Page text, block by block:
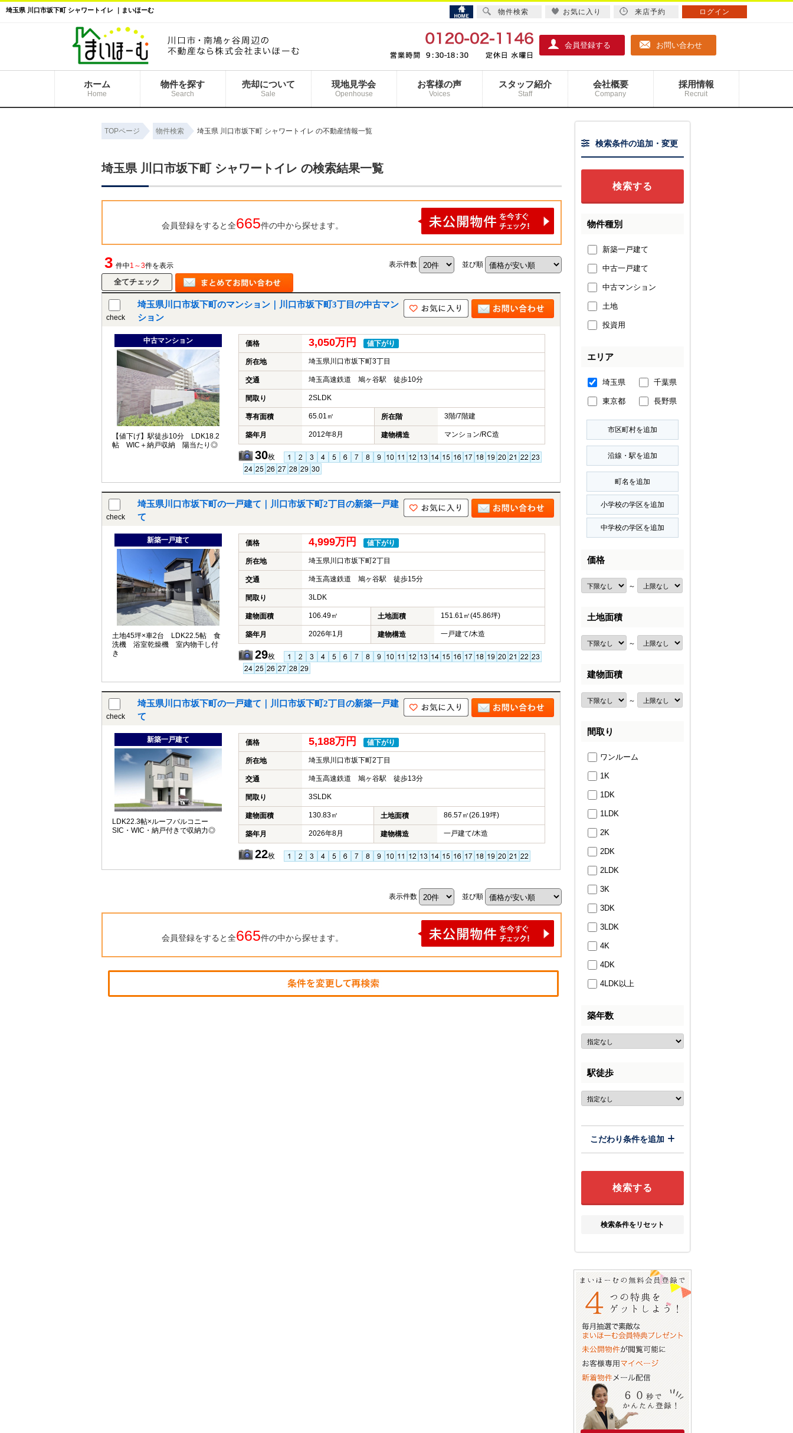
埼玉県 川口市坂下町 シャワートイレ ｜まいほーむ
会員登録する お問い合わせ
ホーム
Home
物件を探す
Search
売却について
Sale
現地見学会
Openhouse
お客様の声
Voices
スタッフ紹介
Staff
会社概要
Company
採用情報
Recruit
TOPページ 物件検索 埼玉県 川口市坂下町 シャワートイレ の不動産情報一覧
埼玉県 川口市坂下町 シャワートイレ の検索結果一覧
会員登録をすると全665件の中から探せます。
3 件中1～3件を表示 表示件数 並び順
check
埼玉県川口市坂下町のマンション｜川口市坂下町3丁目の中古マン
ション
中古マンション
【値下げ】駅徒歩10分 LDK18.2
帖 WIC＋納戸収納 陽当たり◎
価格 3,050万円 値下がり
所在地 埼玉県川口市坂下町3丁目
交通 埼玉高速鉄道 鳩ヶ谷駅 徒歩10分
間取り 2SLDK
専有面積 65.01㎡ 所在階 3階/7階建
築年月 2012年8月 建物構造 マンション/RC造
30枚
check
埼玉県川口市坂下町の一戸建て｜川口市坂下町2丁目の新築一戸建
て
新築一戸建て
土地45坪×車2台 LDK22.5帖 食
洗機 浴室乾燥機 室内物干し付
き
価格 4,999万円 値下がり
所在地 埼玉県川口市坂下町2丁目
交通 埼玉高速鉄道 鳩ヶ谷駅 徒歩15分
間取り 3LDK
建物面積 106.49㎡ 土地面積 151.61㎡(45.86坪)
築年月 2026年1月 建物構造 一戸建て/木造
29枚
check
埼玉県川口市坂下町の一戸建て｜川口市坂下町2丁目の新築一戸建
て
新築一戸建て
LDK22.3帖×ルーフバルコニー
SIC・WIC・納戸付きで収納力◎
価格 5,188万円 値下がり
所在地 埼玉県川口市坂下町2丁目
交通 埼玉高速鉄道 鳩ヶ谷駅 徒歩13分
間取り 3SLDK
建物面積 130.83㎡ 土地面積 86.57㎡(26.19坪)
築年月 2026年8月 建物構造 一戸建て/木造
22枚
表示件数 並び順
会員登録をすると全665件の中から探せます。
検索条件の追加・変更
物件種別
新築一戸建て
中古一戸建て
中古マンション
土地
投資用
エリア
埼玉県 千葉県
東京都 長野県
価格
～
土地面積
～
建物面積
～
間取り
ワンルーム
1K
1DK
1LDK
2K
2DK
2LDK
3K
3DK
3LDK
4K
4DK
4LDK以上
築年数
駅徒歩
こだわり条件を追加
検索条件をリセット
物件検索 お気に入り 来店予約 ログイン